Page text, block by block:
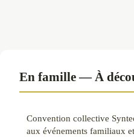
En famille — À
Convention collective
aux événements familiaux